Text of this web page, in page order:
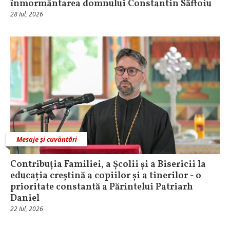
înmormântarea domnului Constantin Săftoiu
28 Iul, 2026
Mesaje și cuvântări
Contribuția Familiei, a Școlii și a Bisericii la
educația creștină a copiilor și a tinerilor - o
prioritate constantă a Părintelui Patriarh
Daniel
22 Iul, 2026